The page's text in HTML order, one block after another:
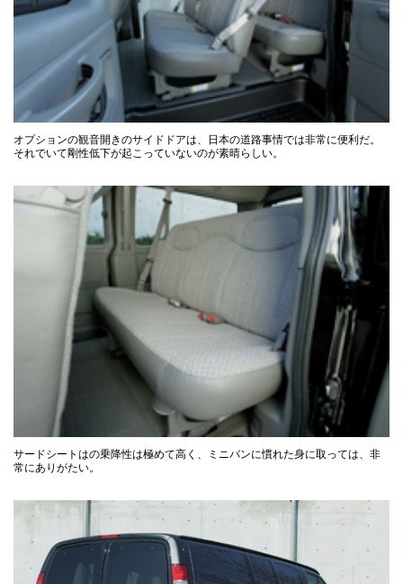
オプションの観音開きのサイドドアは、日本の道路事情では非常に便利だ。
それでいて剛性低下が起こっていないのが素晴らしい。
サードシートはの乗降性は極めて高く、ミニバンに慣れた身に取っては、非
常にありがたい。